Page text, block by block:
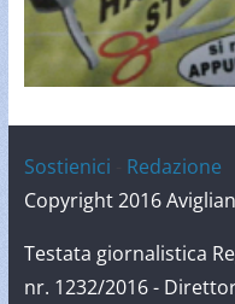
Sostienici
Redazione
Copyright 2016
Testata giornalistica
nr. 1232/2016 -